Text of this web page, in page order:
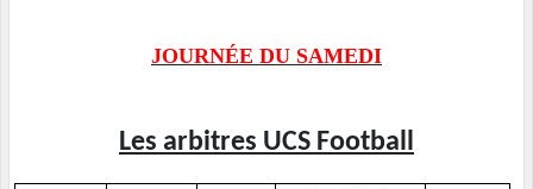
JOURNÉE DU SAMEDI
Les arbitres UCS Football